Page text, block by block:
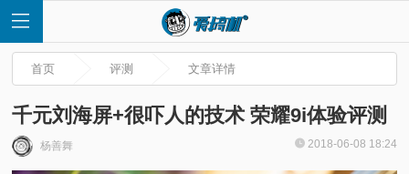
首页 评测 文章详情
千元刘海屏+很吓人的技术 荣耀9i体验评测
杨善舞 2018-06-08 18:24